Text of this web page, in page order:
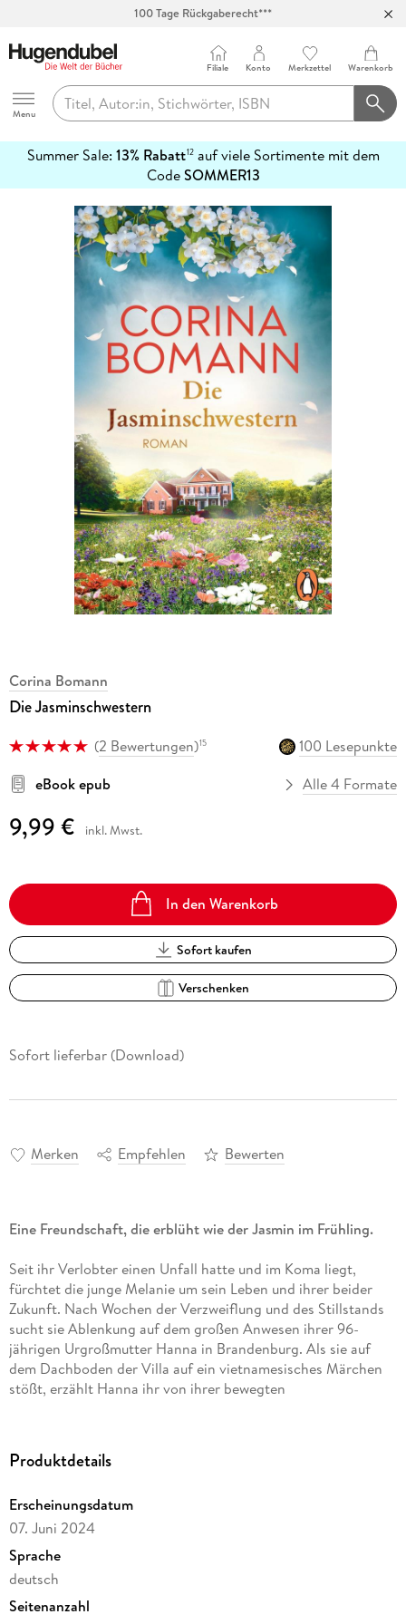
100 Tage Rückgaberecht***
Hugendubel
Menu
Filiale Konto Merkzettel Warenkorb
Summer Sale: 13% Rabatt12auf viele Sortimente mit dem
CodeSOMMER13
erfahren
Corina Bomann
Die Jasminschwestern
(2 Bewertungen)15
100 Lesepunkte
eBook epub
Alle 4 Formate
9,99 € inkl. Mwst.
In den Warenkorb
Sofort kaufen
Verschenken
Sofort lieferbar (Download)
Merken Empfehlen Bewerten
Eine Freundschaft, die erblüht wie der Jasmin im Frühling.
Seit ihr Verlobter einen Unfall hatte und im Koma liegt,
fürchtet die junge Melanie um sein Leben und ihrer beider
Zukunft. Nach Wochen der Verzweiflung und des Stillstands
sucht sie Ablenkung auf dem großen Anwesen ihrer 96-
jährigen Urgroßmutter Hanna in Brandenburg. Als sie auf
dem Dachboden der Villa auf ein vietnamesisches Märchen
stößt, erzählt Hanna ihr von ihrer bewegten
Melanie den Abenteuern ihrer Urgroßmutter zwischen
außergewöhnlichen Freundschaft zweier Mädchen, die durch
ein schicksalhaftes Ereignis entzweit wurden. Doch nicht nur
Hannas Erinnerungen und ihr unerschütterlicher Lebensmut
spenden Melanie Trost, sondern auch der Witwer Thomas, der
sich um den blühenden Garten der Villa kümmert. Und mit
einem Mal spürt sie, wie sich ein Hoffnungsfunken in ihrem
Produktdetails
Erscheinungsdatum
07. Juni 2024
Sprache
deutsch
Seitenanzahl